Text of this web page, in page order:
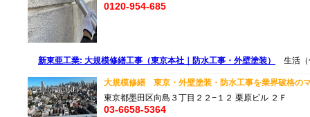
0120-954-685
新東亜工業: 大規模修繕工事（東京本社｜防水工事・外壁塗装） 生活（
大規模修繕 東京・外壁塗装・防水工事を業界破格の
東京都墨田区向島３丁目２２−１２ 栗原ビル ２Ｆ
03-6658-5364